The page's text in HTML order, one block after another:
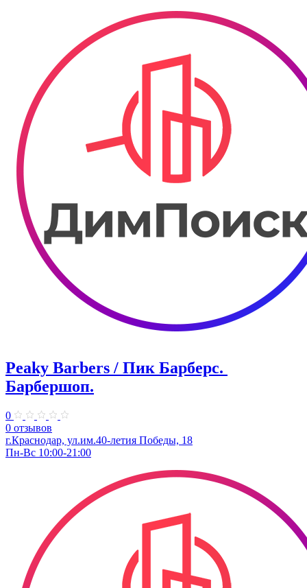
Peaky Barbers / Пик Барберс. ​
Барбершоп.
0
0 отзывов
г.Краснодар, ул.им.40-летия Победы, 18
Пн-Вс 10:00-21:00